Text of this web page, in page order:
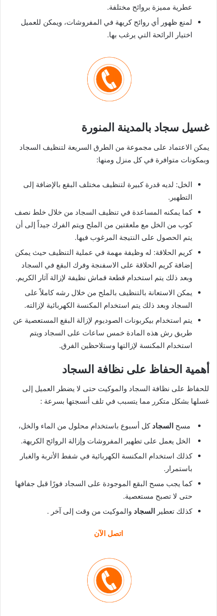
عطرية مميزة بروائح مختلفة.
لمنع ظهور أي روائح كريهة في المفروشات، ويمكن للعميل
اختيار الرائحة التي يرغب بها.
غسيل سجاد بالمدينة المنورة
يمكن الاعتماد على مجموعة من الطرق السريعة لتنظيف السجاد
وبمكونات متوافرة في كل منزل ومنها:
الخل: لديه قدرة كبيرة لتنظيف مختلف البقع بالإضافة إلى
التطهير.
كما يمكنه المساعدة في تنظيف السجاد من خلال خلط نصف
كوب من الخل مع ملعقتين من الملح ويتم الفرك جيداً إلى أن
يتم الحصول على النتيجة المرغوب فيها.
كريم الحلاقة: له وظيفة مهمة في عملية التنظيف حيث يمكن
إضافة كريم الحلاقة على الاسفنجة وفرك البقع في السجاد
وبعد ذلك يتم استخدام قطعة قماش نظيفة لإزالة آثار الكريم.
يمكن الاستعانة بالتنظيف بالملح من خلال رشه كاملاً على
السجاد وبعد ذلك يتم استخدام المكنسة الكهربائية لإزالته.
يتم استخدام بيكربونات الصوديوم لإزالة البقع المستعصية عن
طريق رش هذه المادة خمس ساعات على السجاد ويتم
استخدام المكنسة لإزالتها وستلاحظين الفرق.
أهمية الحفاظ على نظافة السجاد
للحفاظ على نظافة السجاد والموكيت حتى لا يضطر العميل إلى
غسلها بشكل متكرر مما يتسبب في تلف أنسجتها بسرعة :
مسح السجاد كل أسبوع باستخدام محلول من الماء والخل،
الخل يعمل على تطهير المفروشات وإزالة الروائح الكريهة.
كذلك استخدام المكنسة الكهربائية في شفط الأتربة والغبار
باستمرار.
كما يجب مسح البقع الموجودة على السجاد فورًا قبل جفافها
حتى لا تصبح مستعصية.
كذلك تعطير السجاد والموكيت من وقت إلى آخر .
اتصل الآن